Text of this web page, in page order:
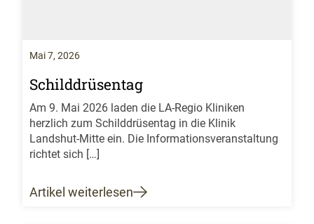
Mai 7, 2026
Schilddrüsentag
Am 9. Mai 2026 laden die LA-Regio Kliniken
herzlich zum Schilddrüsentag in die Klinik
Landshut-Mitte ein. Die Informationsveranstaltung
richtet sich […]
Artikel weiterlesen